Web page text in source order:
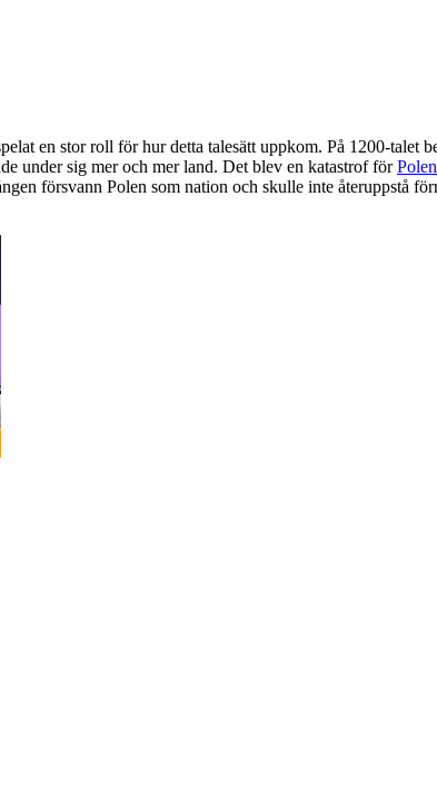
en stor roll för hur detta talesätt uppkom. På 1200-talet
under sig mer och mer land. Det blev en katastrof förPolen
försvann Polen som nation och skulle inte återuppstå